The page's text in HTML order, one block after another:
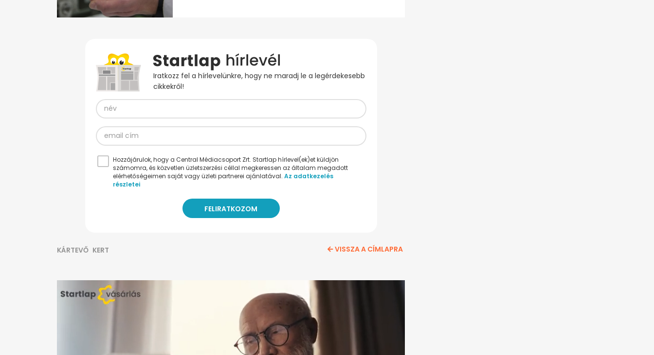
Iratkozz fel a hírlevelünkre, hogy ne maradj le a legérdekesebb
cikkekről!
Hozzájárulok, hogy a Central Médiacsoport Zrt. Startlap hírlevel(ek)et küldjön
számomra, és közvetlen üzletszerzési céllal megkeressen az általam megadott
elérhetőségeimen saját vagy üzleti partnerei ajánlatával. Az adatkezelés
részletei
KÁRTEVŐ KERT VISSZA A CÍMLAPRA